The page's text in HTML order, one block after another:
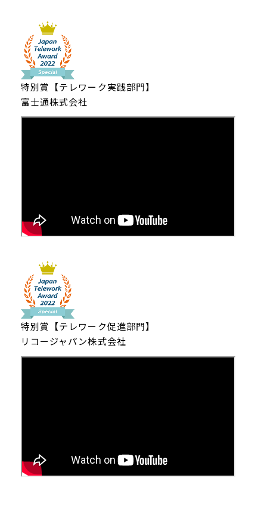
特別賞【テレワーク実践部門】
富士通株式会社
特別賞【テレワーク促進部門】
リコージャパン株式会社